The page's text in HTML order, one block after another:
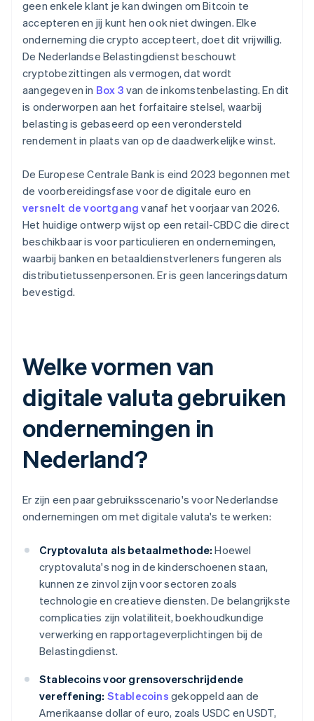
geen enkele klant je kan dwingen om Bitcoin te
accepteren en jij kunt hen ook niet dwingen. Elke
onderneming die crypto accepteert, doet dit vrijwillig.
De Nederlandse Belastingdienst beschouwt
cryptobezittingen als vermogen, dat wordt
aangegeven in Box 3 van de inkomstenbelasting. En dit
is onderworpen aan het forfaitaire stelsel, waarbij
belasting is gebaseerd op een verondersteld
rendement in plaats van op de daadwerkelijke winst.
De Europese Centrale Bank is eind 2023 begonnen met
de voorbereidingsfase voor de digitale euro en
versnelt de voortgang vanaf het voorjaar van 2026.
Het huidige ontwerp wijst op een retail-CBDC die direct
beschikbaar is voor particulieren en ondernemingen,
waarbij banken en betaaldienstverleners fungeren als
distributietussenpersonen. Er is geen lanceringsdatum
bevestigd.
Welke vormen van
digitale valuta gebruiken
ondernemingen in
Nederland?
Er zijn een paar gebruiksscenario's voor Nederlandse
ondernemingen om met digitale valuta's te werken:
Cryptovaluta als betaalmethode: Hoewel
cryptovaluta's nog in de kinderschoenen staan,
kunnen ze zinvol zijn voor sectoren zoals
technologie en creatieve diensten. De belangrijkste
complicaties zijn volatiliteit, boekhoudkundige
verwerking en rapportageverplichtingen bij de
Belastingdienst.
Stablecoins voor grensoverschrijdende
vereffening: Stablecoins gekoppeld aan de
Amerikaanse dollar of euro, zoals USDC en USDT,